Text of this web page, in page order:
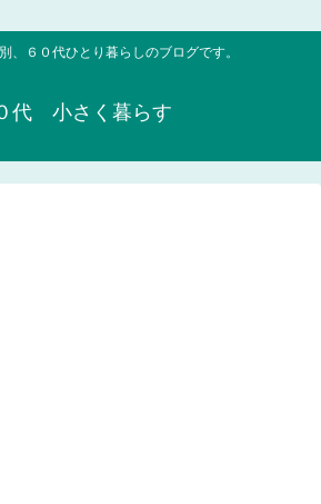
、６０代ひとり暮らしのブログです。
代 小さく暮らす